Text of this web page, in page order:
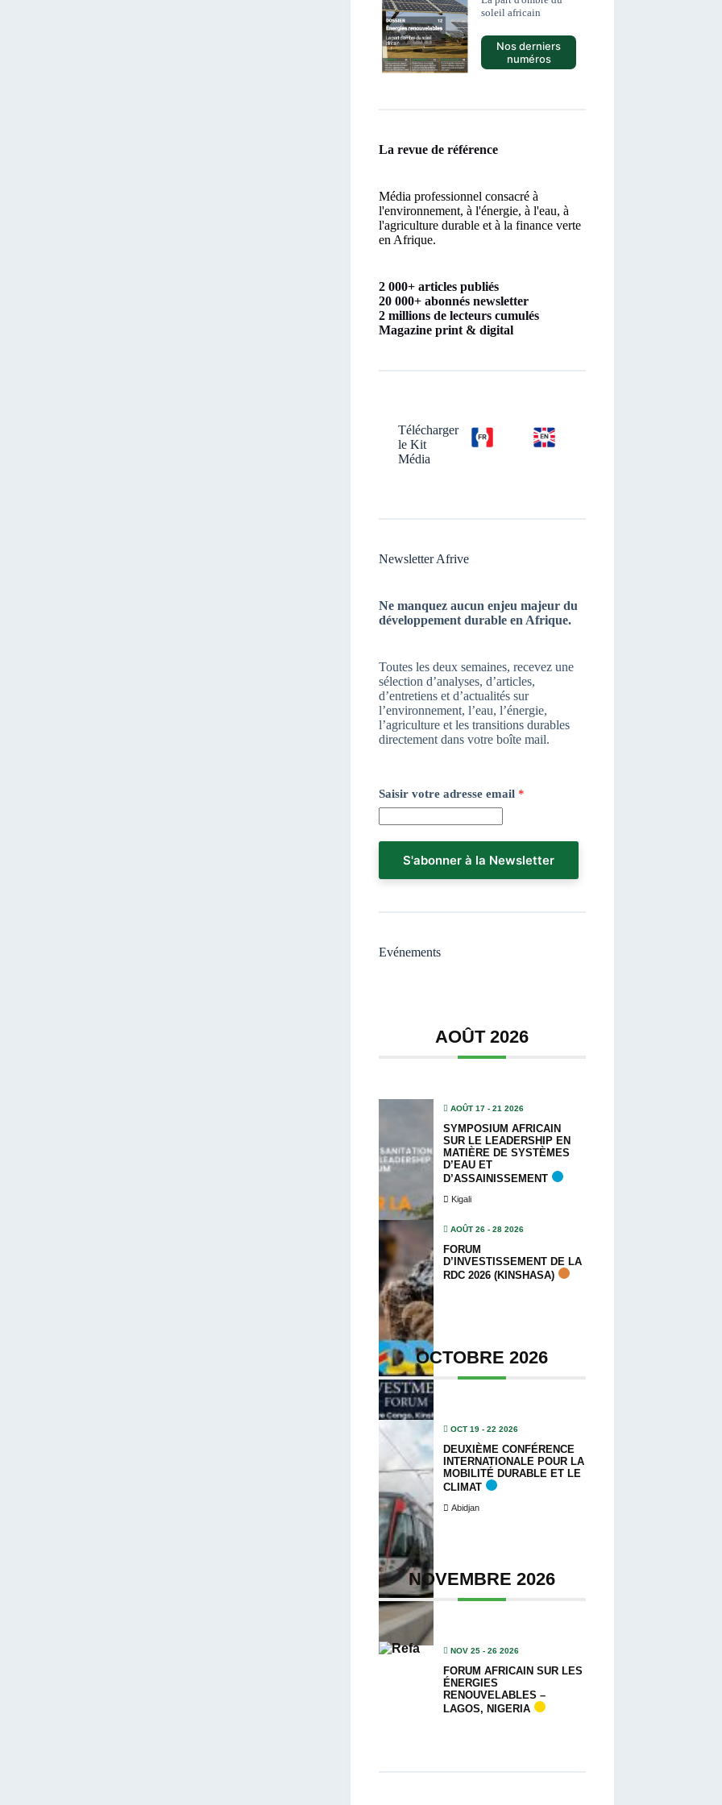
soleil africain
Nos derniers
numéros
La revue de référence
Média professionnel consacré à
l'environnement, à l'énergie, à l'eau, à
l'agriculture durable et à la finance verte
en Afrique.
2 000+ articles publiés
20 000+ abonnés newsletter
2 millions de lecteurs cumulés
Magazine print & digital
Télécharger
le Kit
Média
Newsletter Afrive
Ne manquez aucun enjeu majeur du
développement durable en Afrique.
Toutes les deux semaines, recevez une
sélection d’analyses, d’articles,
d’entretiens et d’actualités sur
l’environnement, l’eau, l’énergie,
l’agriculture et les transitions durables
directement dans votre boîte mail.
v
t
r
m
Saisir votre adresse email *
S'abonner à la Newsletter
Evénements
AOÛT 2026
AOÛT 17 - 21 2026
SYMPOSIUM AFRICAIN
SUR LE LEADERSHIP EN
MATIÈRE DE SYSTÈMES
D’EAU ET
D’ASSAINISSEMENT
Kigali
AOÛT 26 - 28 2026
FORUM
D’INVESTISSEMENT DE LA
RDC 2026 (KINSHASA)
OCTOBRE 2026
OCT 19 - 22 2026
DEUXIÈME CONFÉRENCE
INTERNATIONALE POUR LA
MOBILITÉ DURABLE ET LE
CLIMAT
Abidjan
NOVEMBRE 2026
NOV 25 - 26 2026
FORUM AFRICAIN SUR LES
ÉNERGIES
RENOUVELABLES –
LAGOS, NIGERIA